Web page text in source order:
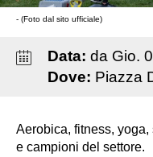
- (Foto dal sito ufficiale)
Data: da Gio.
Dove: Piazza
Aerobica, fitness,
e campioni del settore.